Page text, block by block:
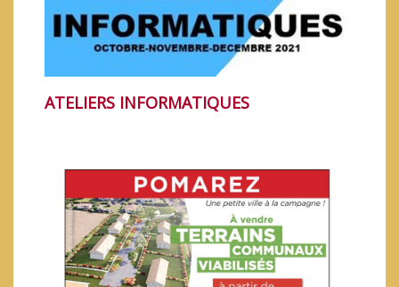
ATELIERS INFORMATIQUES
INSCRIPTION À L'ÉCOLE - RENTRÉE 2020